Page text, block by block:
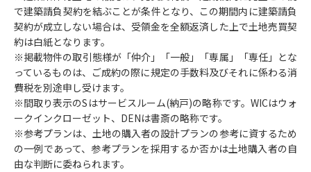
で建築請負契約を結ぶことが条件となり、この期間内に建築請負
契約が成立しない場合は、受領金を全額返済した上で土地売買契
約は白紙となります。
掲載物件の取引態様が「仲介」「一般」「専属」「専任」とな
っているものは、ご成約の際に規定の手数料及びそれに係わる消
費税を別途申し受けます。
間取り表示のSはサービスルーム(納戸)の略称です。WICはウォ
ークインクローゼット、DENは書斎の略称です。
参考プランは、土地の購入者の設計プランの参考に資するため
の一例であって、参考プランを採用するか否かは土地購入者の自
由な判断に委ねられます。